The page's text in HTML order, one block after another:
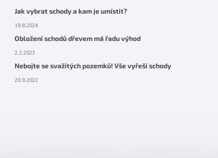
Jak vybrat schody a kam je umístit?
19.8.2024
Obložení schodů dřevem má řadu výhod
2.2.2023
Nebojte se svažitých pozemků! Vše vyřeší schody
20.9.2022